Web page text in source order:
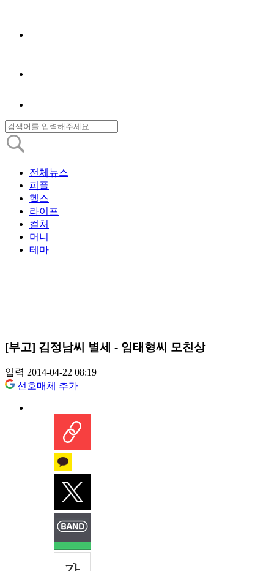
전체뉴스
피플
헬스
라이프
컬처
머니
테마
[부고] 김정남씨 별세 - 임태형씨 모친상
입력 2014-04-22 08:19
선호매체 추가